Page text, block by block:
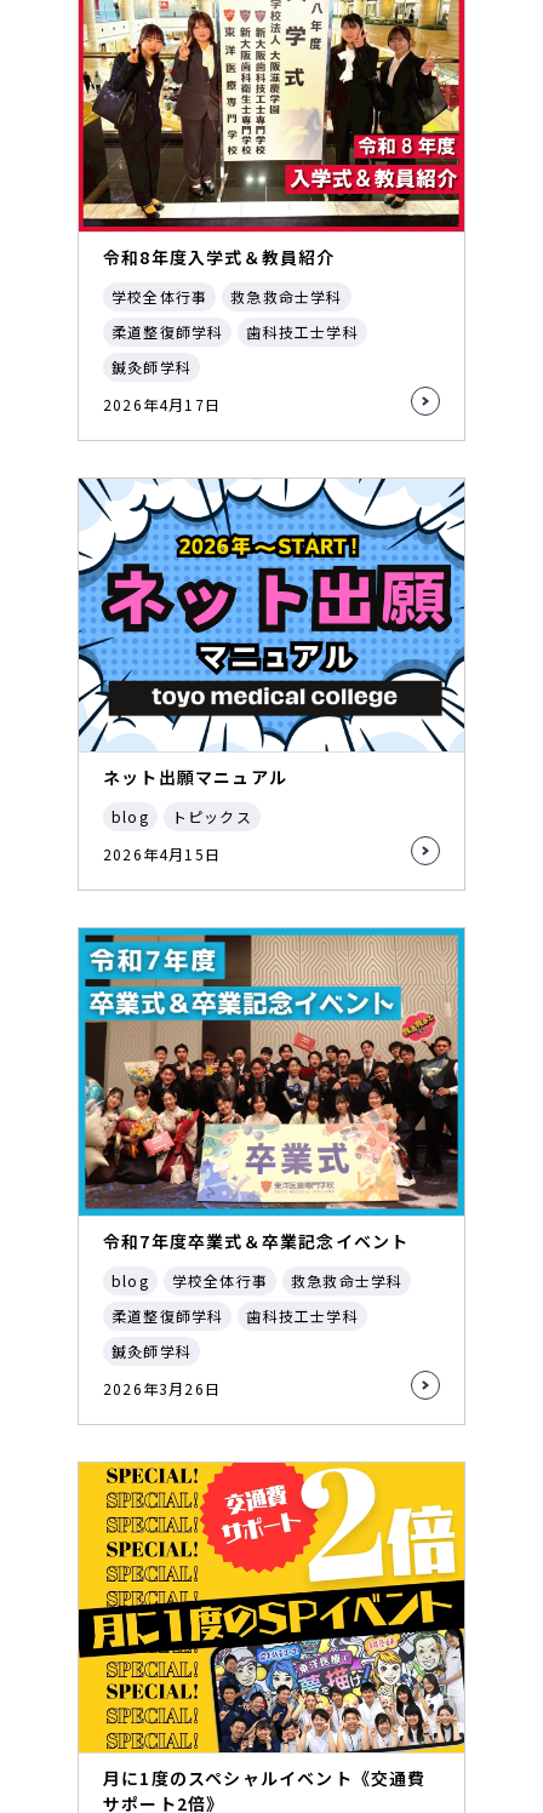
令和8年度入学式＆教員紹介
学校全体行事
救急救命士学科
柔道整復師学科
歯科技工士学科
鍼灸師学科
2026年4月17日
ネット出願マニュアル
blog
トピックス
2026年4月15日
令和7年度卒業式＆卒業記念イベント
blog 学校全体行事
救急救命士学科
柔道整復師学科
歯科技工士学科
鍼灸師学科
2026年3月26日
月に1度のスペシャルイベント《交通費
サポート2倍》